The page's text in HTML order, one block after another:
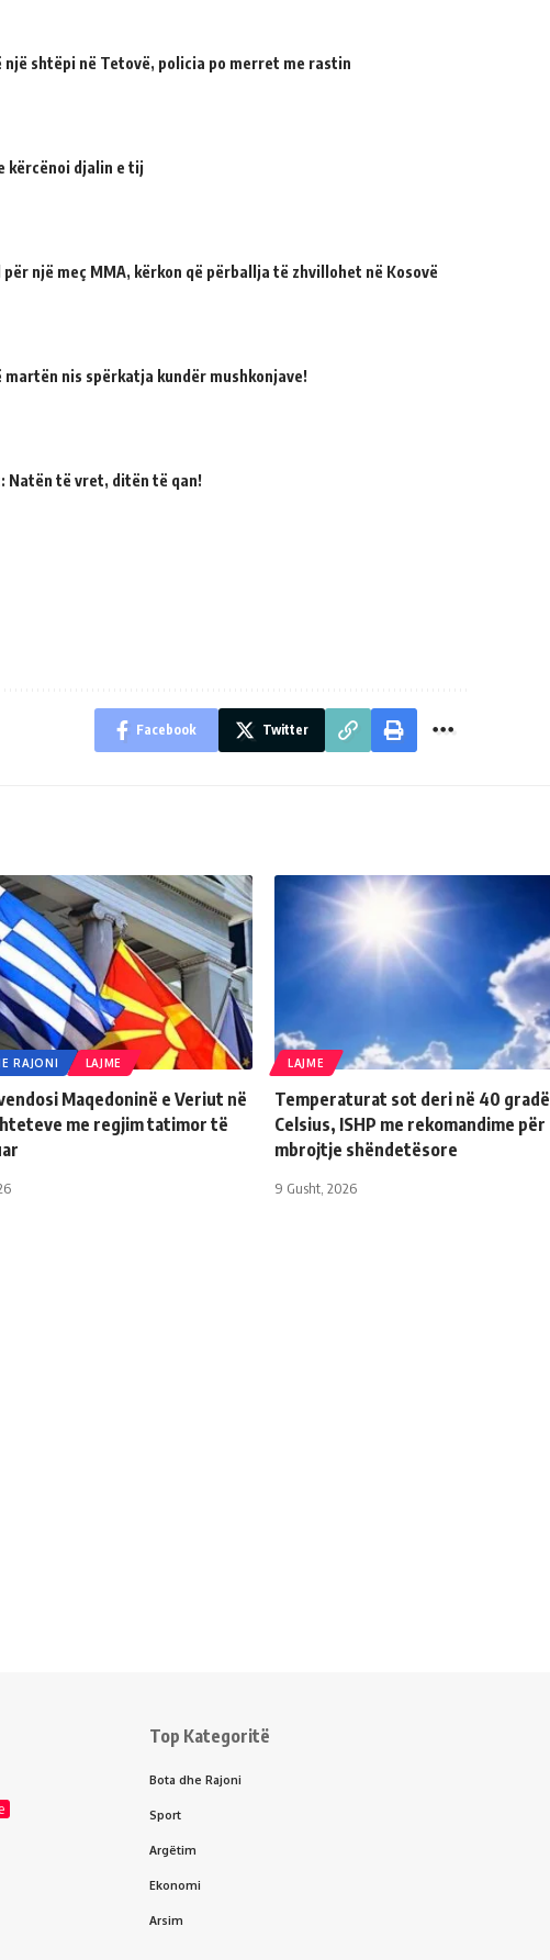
shtëpi në Tetovë, policia po merret me rastin
kërcënoi djalin e tij
një meç MMA, kërkon që përballja të zhvillohet në Kosovë
nis spërkatja kundër mushkonjave!
Natën të vret, ditën të qan!
Facebook Twitter
RAJONI LAJME
Maqedoninë e Veriut në
me regjim tatimor të
LAJME
Temperaturat sot deri në 40 gradë
Celsius, ISHP me rekomandime për
mbrojtje shëndetësore
9 Gusht, 2026
Top Kategoritë
Bota dhe Rajoni
Sport
Argëtim
Ekonomi
Arsim